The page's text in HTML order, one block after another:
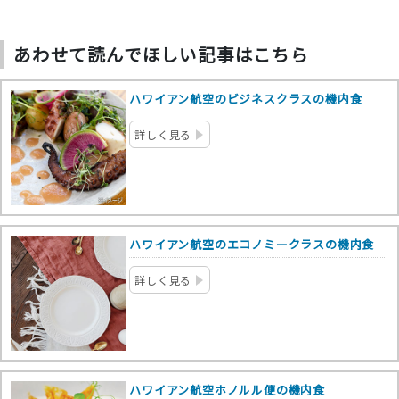
あわせて読んでほしい記事はこちら
ハワイアン航空のビジネスクラスの機内食
詳しく見る
ハワイアン航空のエコノミークラスの機内食
詳しく見る
ハワイアン航空ホノルル便の機内食